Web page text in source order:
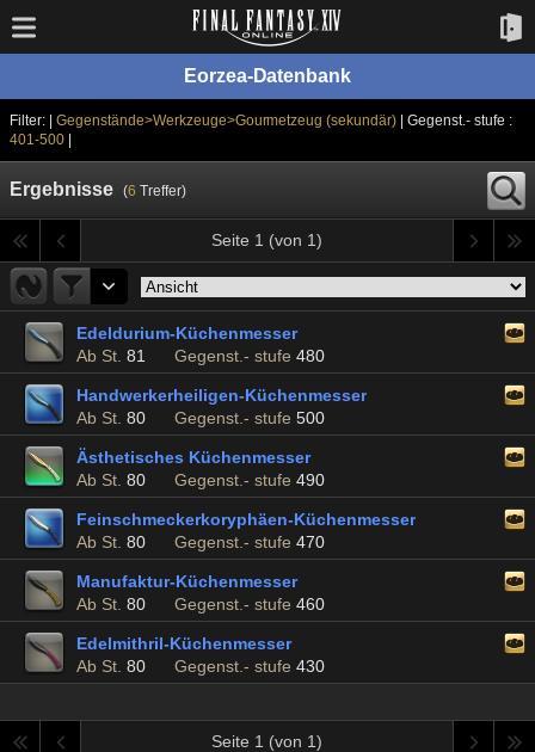
Eorzea-Datenbank
Filter: | Gegenstände>Werkzeuge>Gourmetzeug (sekundär)
| Gegenst.- stufe :
401-500|
Ergebnisse (6 Treffer)
Seite 1 (von 1)
Edeldurium-Küchenmesser
Ab St. 81 Gegenst.- stufe 480
Handwerkerheiligen-Küchenmesser
Ab St. 80 Gegenst.- stufe 500
Ästhetisches Küchenmesser
Ab St. 80 Gegenst.- stufe 490
Feinschmeckerkoryphäen-Küchenmesser
Ab St. 80 Gegenst.- stufe 470
Manufaktur-Küchenmesser
Ab St. 80 Gegenst.- stufe 460
Edelmithril-Küchenmesser
Ab St. 80 Gegenst.- stufe 430
Seite 1 (von 1)